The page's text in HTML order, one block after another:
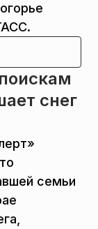
снег
семьи